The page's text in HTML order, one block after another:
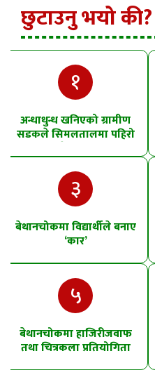
छुटाउनु भयो की?
१
अन्धाधुन्ध खनिएको ग्रामीण
सडकले सिमलतालमा पहिरो
३
बेथानचोकमा विद्यार्थीले बनाए
‘कार’
५
बेथानचोकमा हाजिरीजवाफ
तथा चित्रकला प्रतियोगिता